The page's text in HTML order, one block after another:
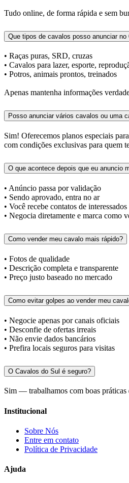
Tudo online, de forma rápida e sem
Que tipos de cavalos posso anunciar no
• Raças puras, SRD, cruzas
• Cavalos para lazer, esporte,
• Potros, animais prontos, treinados
Apenas mantenha informações
Posso anunciar vários cavalos ou uma
Sim! Oferecemos planos especiais
com condições exclusivas para quem
O que acontece depois que eu anuncio
• Anúncio passa por validação
• Sendo aprovado, entra no ar
• Você recebe contatos de interessados
• Negocia diretamente e marca como
Como vender meu cavalo mais rápido?
• Fotos de qualidade
• Descrição completa e transparente
• Preço justo baseado no mercado
Como evitar golpes ao vender meu
• Negocie apenas por canais oficiais
• Desconfie de ofertas irreais
• Não envie dados bancários
• Prefira locais seguros para visitas
O Cavalos do Sul é seguro?
Sim — trabalhamos com boas práticas
Institucional
Sobre Nós
Entre em contato
Política de Privacidade
Ajuda